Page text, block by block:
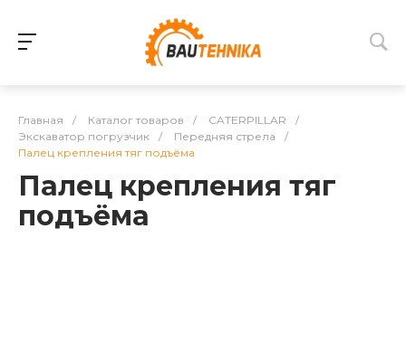
Главная / Каталог товаров / CATERPILLAR
/
Экскаватор погрузчик
/ Передняя стрела
/
Палец крепления тяг подъёма
Палец крепления тяг
подъёма